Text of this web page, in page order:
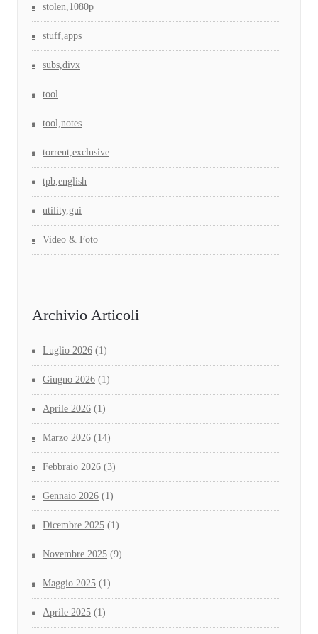
stolen,1080p
stuff,apps
subs,divx
tool
tool,notes
torrent,exclusive
tpb,english
utility,gui
Video & Foto
Archivio Articoli
Luglio 2026 (1)
Giugno 2026 (1)
Aprile 2026 (1)
Marzo 2026 (14)
Febbraio 2026 (3)
Gennaio 2026 (1)
Dicembre 2025 (1)
Novembre 2025 (9)
Maggio 2025 (1)
Aprile 2025 (1)